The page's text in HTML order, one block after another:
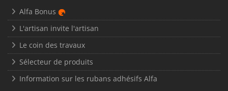
Alfa Bonus
L'artisan invite l'artisan
Le coin des travaux
Sélecteur de produits
Information sur les rubans adhésifs Alfa